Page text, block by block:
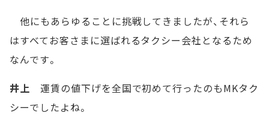
他にもあらゆることに挑戦してきましたが、それら
はすべてお客さまに選ばれるタクシー会社となるため
なんです。
井上 運賃の値下げを全国で初めて行ったのもMKタク
シーでしたよね。